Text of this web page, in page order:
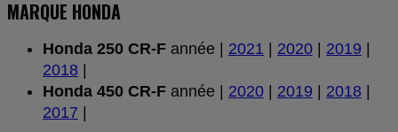
MARQUE HONDA
Honda 250 CR-F année | 2021 | 2020 | 2019 |
2018 |
Honda 450 CR-F année | 2020 | 2019 | 2018 |
2017 |